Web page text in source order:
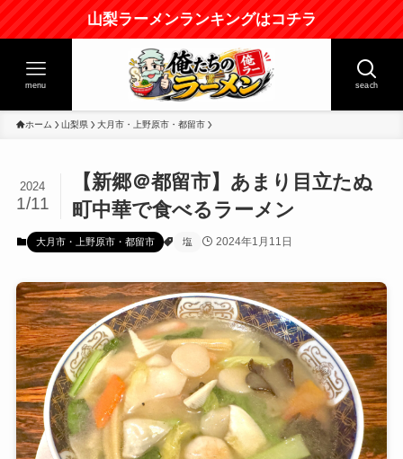
山梨ラーメンランキングはコチラ
seach
menu
ホーム 山梨県 大月市・上野原市・都留市
【新郷＠都留市】あまり目立たぬ
町中華で食べるラーメン
2024
1/11
大月市・上野原市・都留市 塩 2024年1月11日